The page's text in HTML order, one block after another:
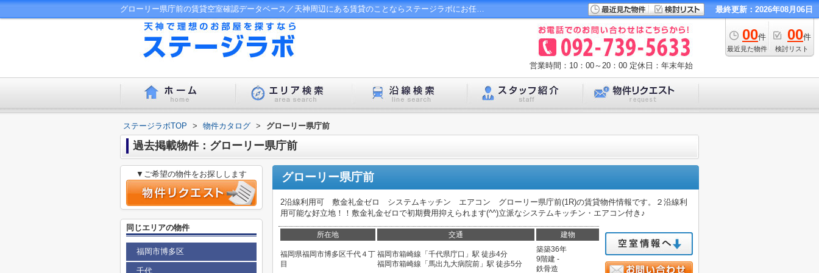
グローリー県庁前の賃貸空室確認データベース／天神周辺にある賃貸のことならステージラボにお任せ下さい！ 最終更新：2026年08月06日
00件
最近見た物件
00件
検討リスト
営業時間：10：00～20：00 定休日：年末年始
ステージラボTOP > 物件カタログ > グローリー県庁前
過去掲載物件：グローリー県庁前
グローリー県庁前
2沿線利用可 敷金礼金ゼロ システムキッチン エアコン グローリー県庁前(1R)の賃貸物件情報です。２沿線利
用可能な好立地！！敷金礼金ゼロで初期費用抑えられます(^^)立派なシステムキッチン・エアコン付き♪
所在地 交通 建物
福岡県福岡市博多区千代４丁
目
福岡市箱崎線「千代県庁口」駅 徒歩4分
福岡市箱崎線「馬出九大病院前」駅 徒歩5分
築築36年
9階建 -
鉄骨造
▼ご希望の物件をお探しします
同じエリアの物件
福岡市博多区
千代